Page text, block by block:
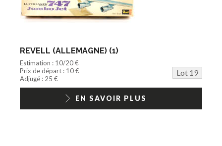
REVELL (ALLEMAGNE) (1)
Estimation : 10/20 €
Prix de départ : 10 €
Lot 19
Adjugé : 25 €
EN SAVOIR PLUS